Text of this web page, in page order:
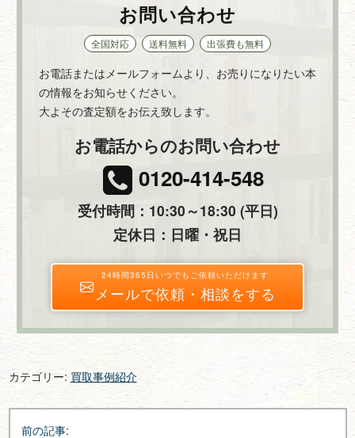
お問い合わせ
全国対応 送料無料 出張費も無料
お電話またはメールフォームより、お売りになりたい本
の情報をお知らせください。
大よその査定額をお伝え致します。
お電話からのお問い合わせ
0120-414-548
受付時間：10:30～18:30 (平日)
定休日：日曜・祝日
24時間365日いつでもご依頼いただけます
メールで依頼・相談をする
カテゴリー: 買取事例紹介
投前の記事: